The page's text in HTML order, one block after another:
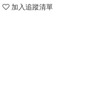
加入追蹤清單